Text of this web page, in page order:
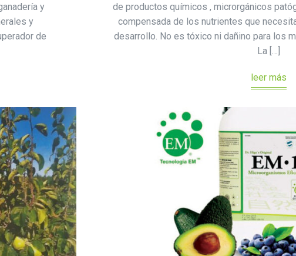
y
y
de
de productos químicos , microrgánicos
compensada de los nutrientes que
desarrollo. No es tóxico ni dañino para los
La […]
leer más